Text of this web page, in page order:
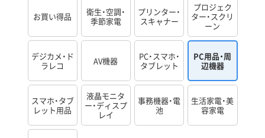
お買い得品
衛生・空調・
季節家電
プリンター・
スキャナー
プロジェク
ター・スクリ
ーン
デジカメ・ド
ラレコ
AV機器
PC・スマホ・
タブレット
PC用品・周
辺機器
スマホ・タブ
レット用品
液晶モニタ
ー・ディスプ
レイ
事務機器・電
池
生活家電・美
容家電